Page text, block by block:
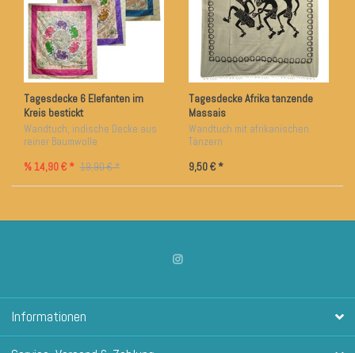
Tagesdecke 6 Elefanten im
Kreis bestickt
Wandtuch, indische Decke aus
reiner Baumwolle
% 14,90 € * 19,90 € *
Tagesdecke Afrika tanzende
Massais
Wandtuch mit afrikanischen
Tänzern
9,50 € *
Informationen